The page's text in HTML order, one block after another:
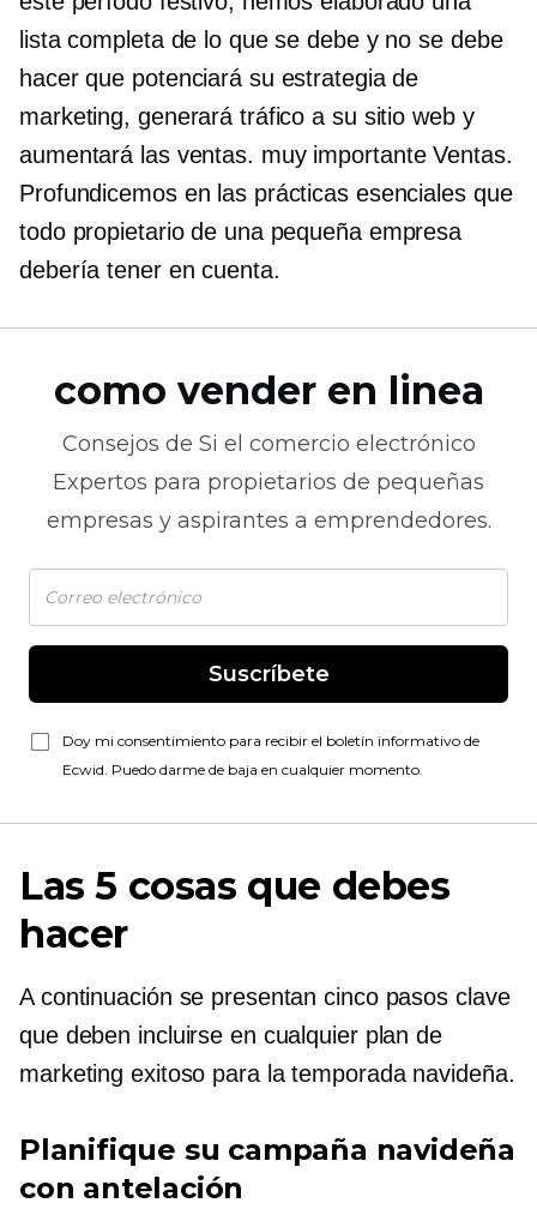
lista completa de lo que se debe y no se debe
hacer que potenciará su estrategia de
marketing, generará tráfico a su sitio web y
aumentará las ventas. muy importanteVentas.
Profundicemos en las prácticas esenciales que
todo propietario de una pequeña empresa
debería tener en cuenta.
como vender en linea
Consejos de Si el comercio electrónico
Expertos para propietarios de pequeñas
empresas y aspirantes a emprendedores.
Suscríbete
Doy mi consentimiento para recibir el boletín informativo de
Ecwid. Puedo darme de baja en cualquier momento.
Las 5 cosas que debes
hacer
A continuación se presentan cinco pasos clave
que deben incluirse en cualquier plan de
marketing exitoso para la temporada navideña.
Planifique su campaña navideña
con antelación